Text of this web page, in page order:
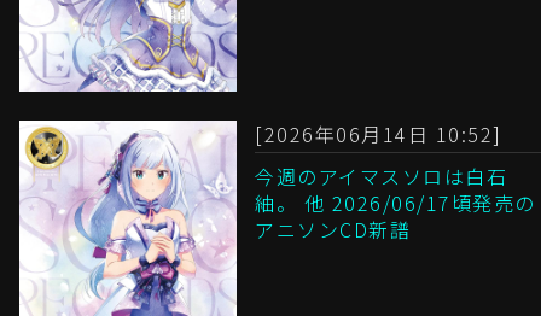
[2026年06月14日 10:52]
今週のアイマスソロは白石
紬。 他 2026/06/17頃発売の
アニソンCD新譜